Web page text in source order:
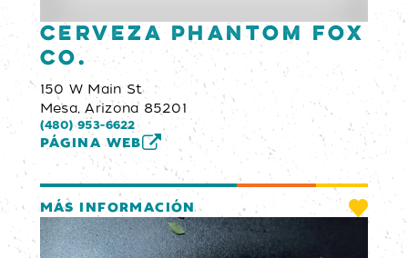
Cerveza Phantom Fox
Co.
150 W Main St
Mesa, Arizona 85201
(480) 953-6622
PÁGINA WEB
MÁS INFORMACIÓN